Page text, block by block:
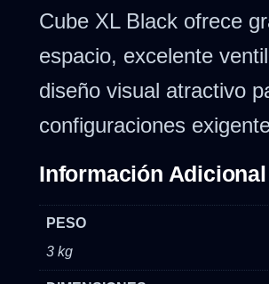
Cube XL Black ofrece
espacio, excelente
diseño visual atractivo
configuraciones
Información Adicional
PESO
3 kg